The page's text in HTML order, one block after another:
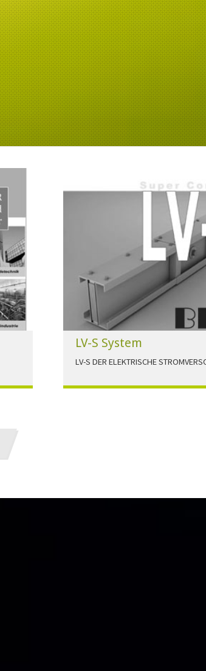
LV-S System
LV-S DER ELEKTRISCHE